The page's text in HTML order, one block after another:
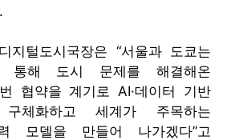
지털도시국장은 “서울과 도쿄는
통해 도시 문제를 해결해온
협약을 계기로 AI·데이터 기반
체화하고 세계가 주목하는
모델을 만들어 나가겠다”고